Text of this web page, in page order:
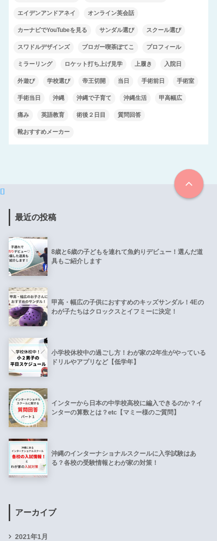
エイデンアンドアネイ オンライン英会話
カーナビでYouTubeを見る サンダル選び スクール選び
スワドルデザインズ ブロガー喫茶ぽてこ プロフィール
ミラーリング ロケット打ち上げ見学 上履き 入院日
外遊び 学校選び 帝王切開 当日 手術前日 手術室
手術当日 沖縄 沖縄で子育て 沖縄生活 甲高幅広
痛み 英語教育 術後２日目 質問回答
靴おすすめメーカー
最近の投稿
8歳と6歳の子どもを連れて魚釣りデビュー！選んだ道
具もご紹介します
甲高・幅広の子供におすすめのキッズサンダル！4Eの
わが子たちはクロックスとイフミーに決定！
小学校休校中の過ごし方！わが家の2年生がやっている
ドリルやアプリなど【低学年】
インターから日本の中学校高校に編入できるのか？イ
ンターの算数とは？etc【マミー様のご質問】
沖縄のインターナショナルスクールに入学試験はあ
る？各校の受験情報とわが家の対策！
アーカイブ
2021年1月